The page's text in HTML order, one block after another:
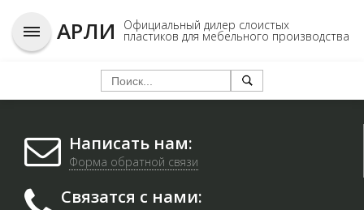
АРЛИ Официальный дилер слоистых
пластиков для мебельного производства
Написать нам:
Форма обратной связи
Связатся с нами: